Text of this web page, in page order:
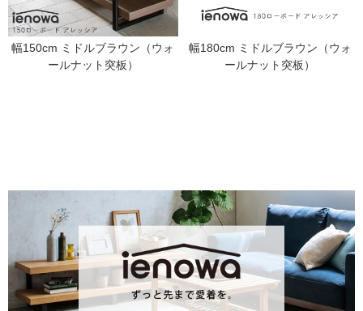
幅150cm ミドルブラウン（ウォ
ールナット突板）
幅180cm ミドルブラウン（ウォ
ールナット突板）